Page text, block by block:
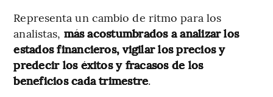
Representa un cambio de ritmo para los
analistas, más acostumbrados a analizar los
estados financieros, vigilar los precios y
predecir los éxitos y fracasos de los
beneficios cada trimestre.